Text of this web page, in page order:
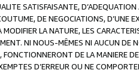
SATISFAISANTE,
DE NEGOCIATIONS, D’UNE
MODIFIER LA NATURE, LES
NI NOUS-MÊMES NI AUCUN DE
DE LA MANIERE
D’ERREUR OU NE